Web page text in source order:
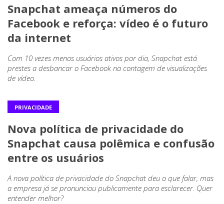
Snapchat ameaça números do
Facebook e reforça: vídeo é o futuro
da internet
Com 10 vezes menos usuários ativos por dia, Snapchat está
prestes a desbancar o Facebook na contagem de visualizações
de vídeo.
PRIVACIDADE
Nova política de privacidade do
Snapchat causa polêmica e confusão
entre os usuários
A nova política de privacidade do Snapchat deu o que falar, mas
a empresa já se pronunciou publicamente para esclarecer. Quer
entender melhor?